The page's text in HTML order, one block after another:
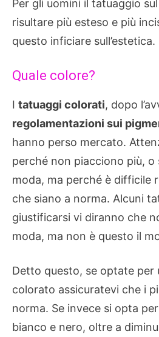
Per gli uomini il tatuaggio
risultare più esteso e più
questo inficiare sull’estetica.
Quale colore?
I tatuaggi colorati, dopo
regolamentazioni sui
hanno perso mercato.
perché non piacciono più, o
moda, ma perché è difficile
che siano a norma. Alcuni
giustificarsi vi diranno che
moda, ma non è questo il
Detto questo, se optate per
colorato assicuratevi che i
norma. Se invece si opta
bianco e nero, oltre a